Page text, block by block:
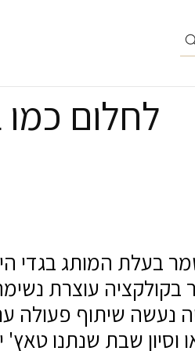
לחלום
בקולקציה עוצרת
וסיון שבת שנתנו טאץ'